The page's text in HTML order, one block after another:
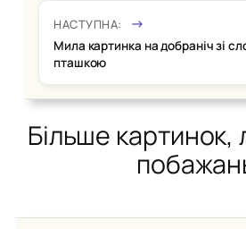
НАСТУПНА:
Мила картинка на добраніч зі
пташкою
Більше картинок,